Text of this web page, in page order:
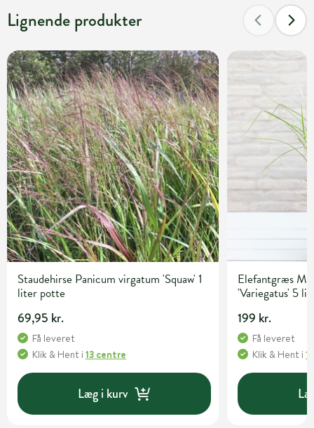
Lignende produkter
Staudehirse Panicum virgatum 'Squaw' 1
liter potte
69,95 kr.
Få leveret
Klik & Hent i 13 centre
Læg i kurv
Elefantgræs
'Variegatus' 5
199 kr.
Få leveret
Klik & Hent i